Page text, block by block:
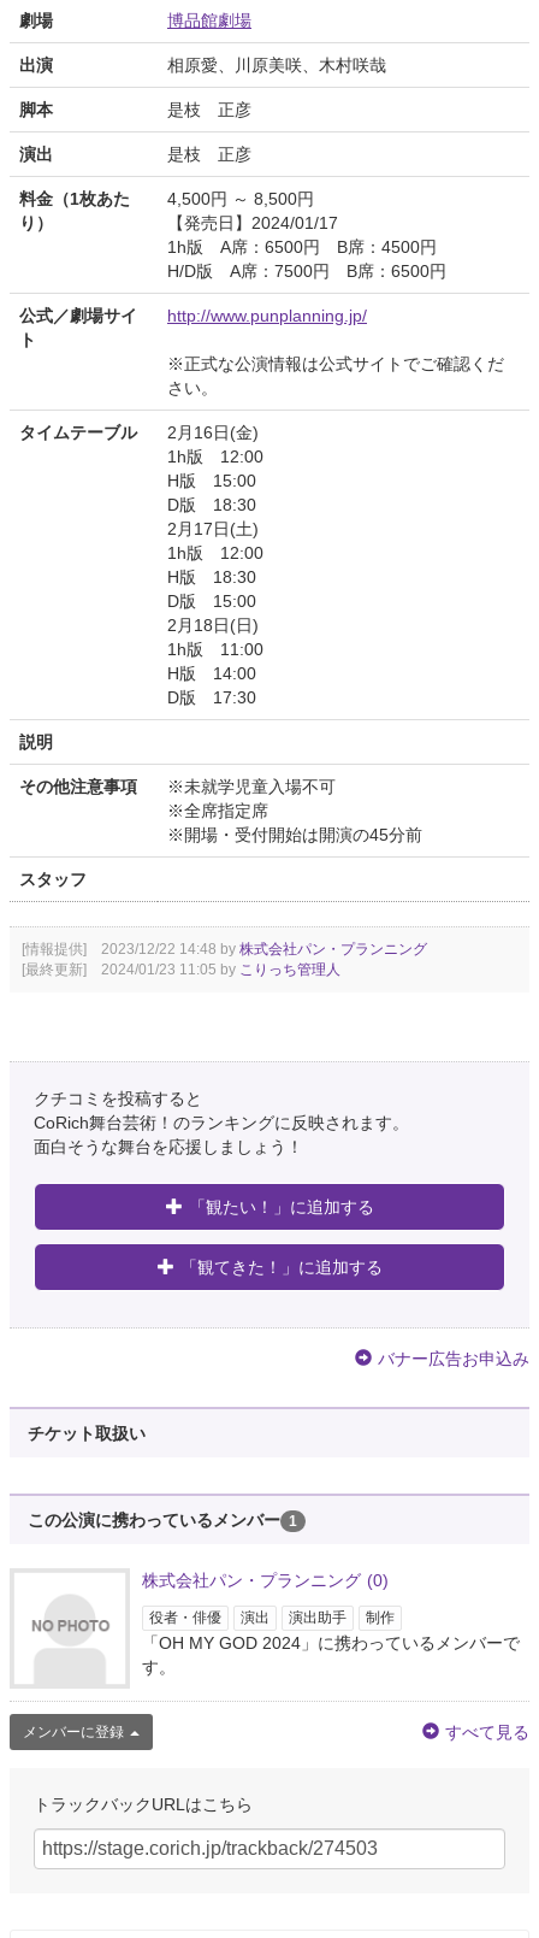
劇場 博品館劇場
出演 相原愛、川原美咲、木村咲哉
脚本 是枝 正彦
演出 是枝 正彦
料金（1枚あた
り）
4,500円 ～ 8,500円
【発売日】2024/01/17
1h版 A席：6500円 B席：4500円
H/D版 A席：7500円 B席：6500円
公式／劇場サイ
ト
http://www.punplanning.jp/
※正式な公演情報は公式サイトでご確認くだ
さい。
タイムテーブル
2月16日(金)
1h版 12:00
H版 15:00
D版 18:30
2月17日(土)
1h版 12:00
H版 18:30
D版 15:00
2月18日(日)
1h版 11:00
H版 14:00
D版 17:30
説明
その他注意事項
※未就学児童入場不可
※全席指定席
※開場・受付開始は開演の45分前
スタッフ
[情報提供] 2023/12/22 14:48 by 株式会社パン・プランニング
[最終更新] 2024/01/23 11:05 by こりっち管理人
クチコミを投稿すると
CoRich舞台芸術！のランキングに反映されます。
面白そうな舞台を応援しましょう！
「観たい！」に追加する
「観てきた！」に追加する
バナー広告お申込み
チケット取扱い
この公演に携わっているメンバー 1
株式会社パン・プランニング (0)
役者・俳優 演出 演出助手 制作
「OH MY GOD 2024」に携わっているメンバーで
す。
メンバーに登録 すべて見る
トラックバックURLはこちら